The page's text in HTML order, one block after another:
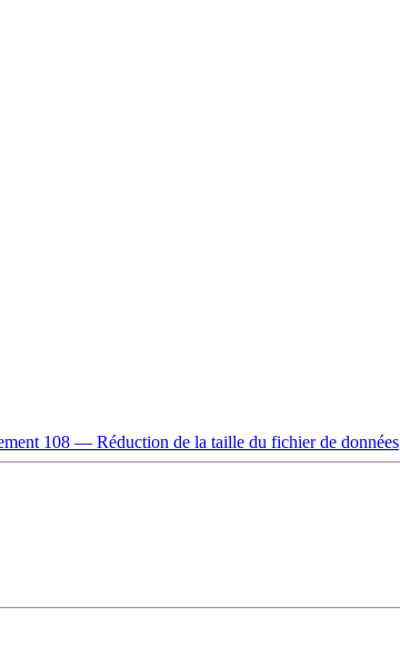
108 — Réduction de la taille du fichier de données